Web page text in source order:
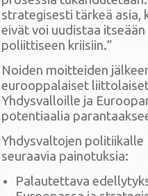
strategisesti tärkeä
eivät voi uudistaa
poliittiseen kriisiin.”
Noiden moitteiden
eurooppalaiset
Yhdysvalloille ja
potentiaalia
Yhdysvaltojen politiikalle
seuraavia painotuksia:
Palautettava